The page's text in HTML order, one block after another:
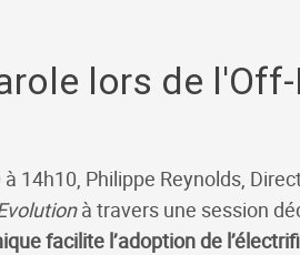
lors de
à 14h10, Philippe Reynolds,
à travers une session
facilite l’adoption de